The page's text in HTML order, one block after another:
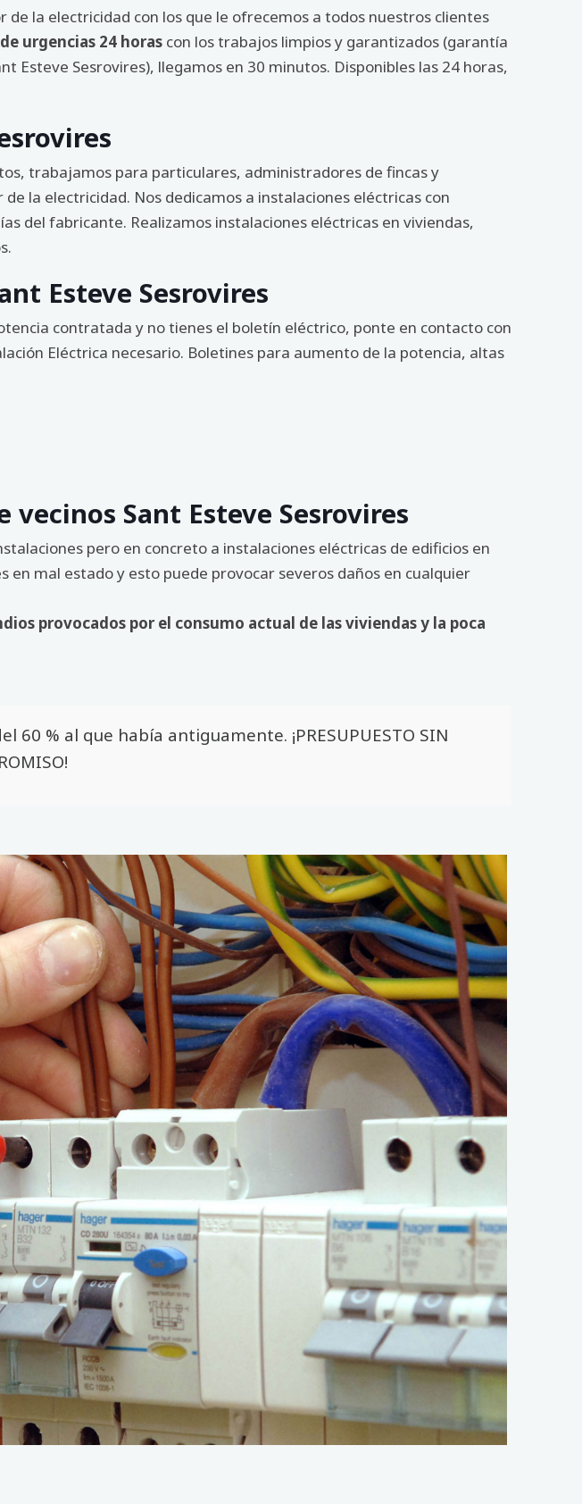
la electricidad con los que le ofrecemos a todos nuestros clientes
urgencias 24 horas con los trabajos limpios y garantizados (garantía
Esteve Sesrovires), llegamos en 30 minutos. Disponibles las 24 horas,
trabajamos para particulares, administradores de fincas y
la electricidad. Nos dedicamos a instalaciones eléctricas con
del fabricante. Realizamos instalaciones eléctricas en viviendas,
Esteve Sesrovires
contratada y no tienes el boletín eléctrico, ponte en contacto con
Eléctrica necesario. Boletines para aumento de la potencia, altas
Sant Esteve Sesrovires
pero en concreto a instalaciones eléctricas de edificios en
en mal estado y esto puede provocar severos daños en cualquier
provocados por el consumo actual de las viviendas y la poca
% al que había antiguamente. ¡PRESUPUESTO SIN